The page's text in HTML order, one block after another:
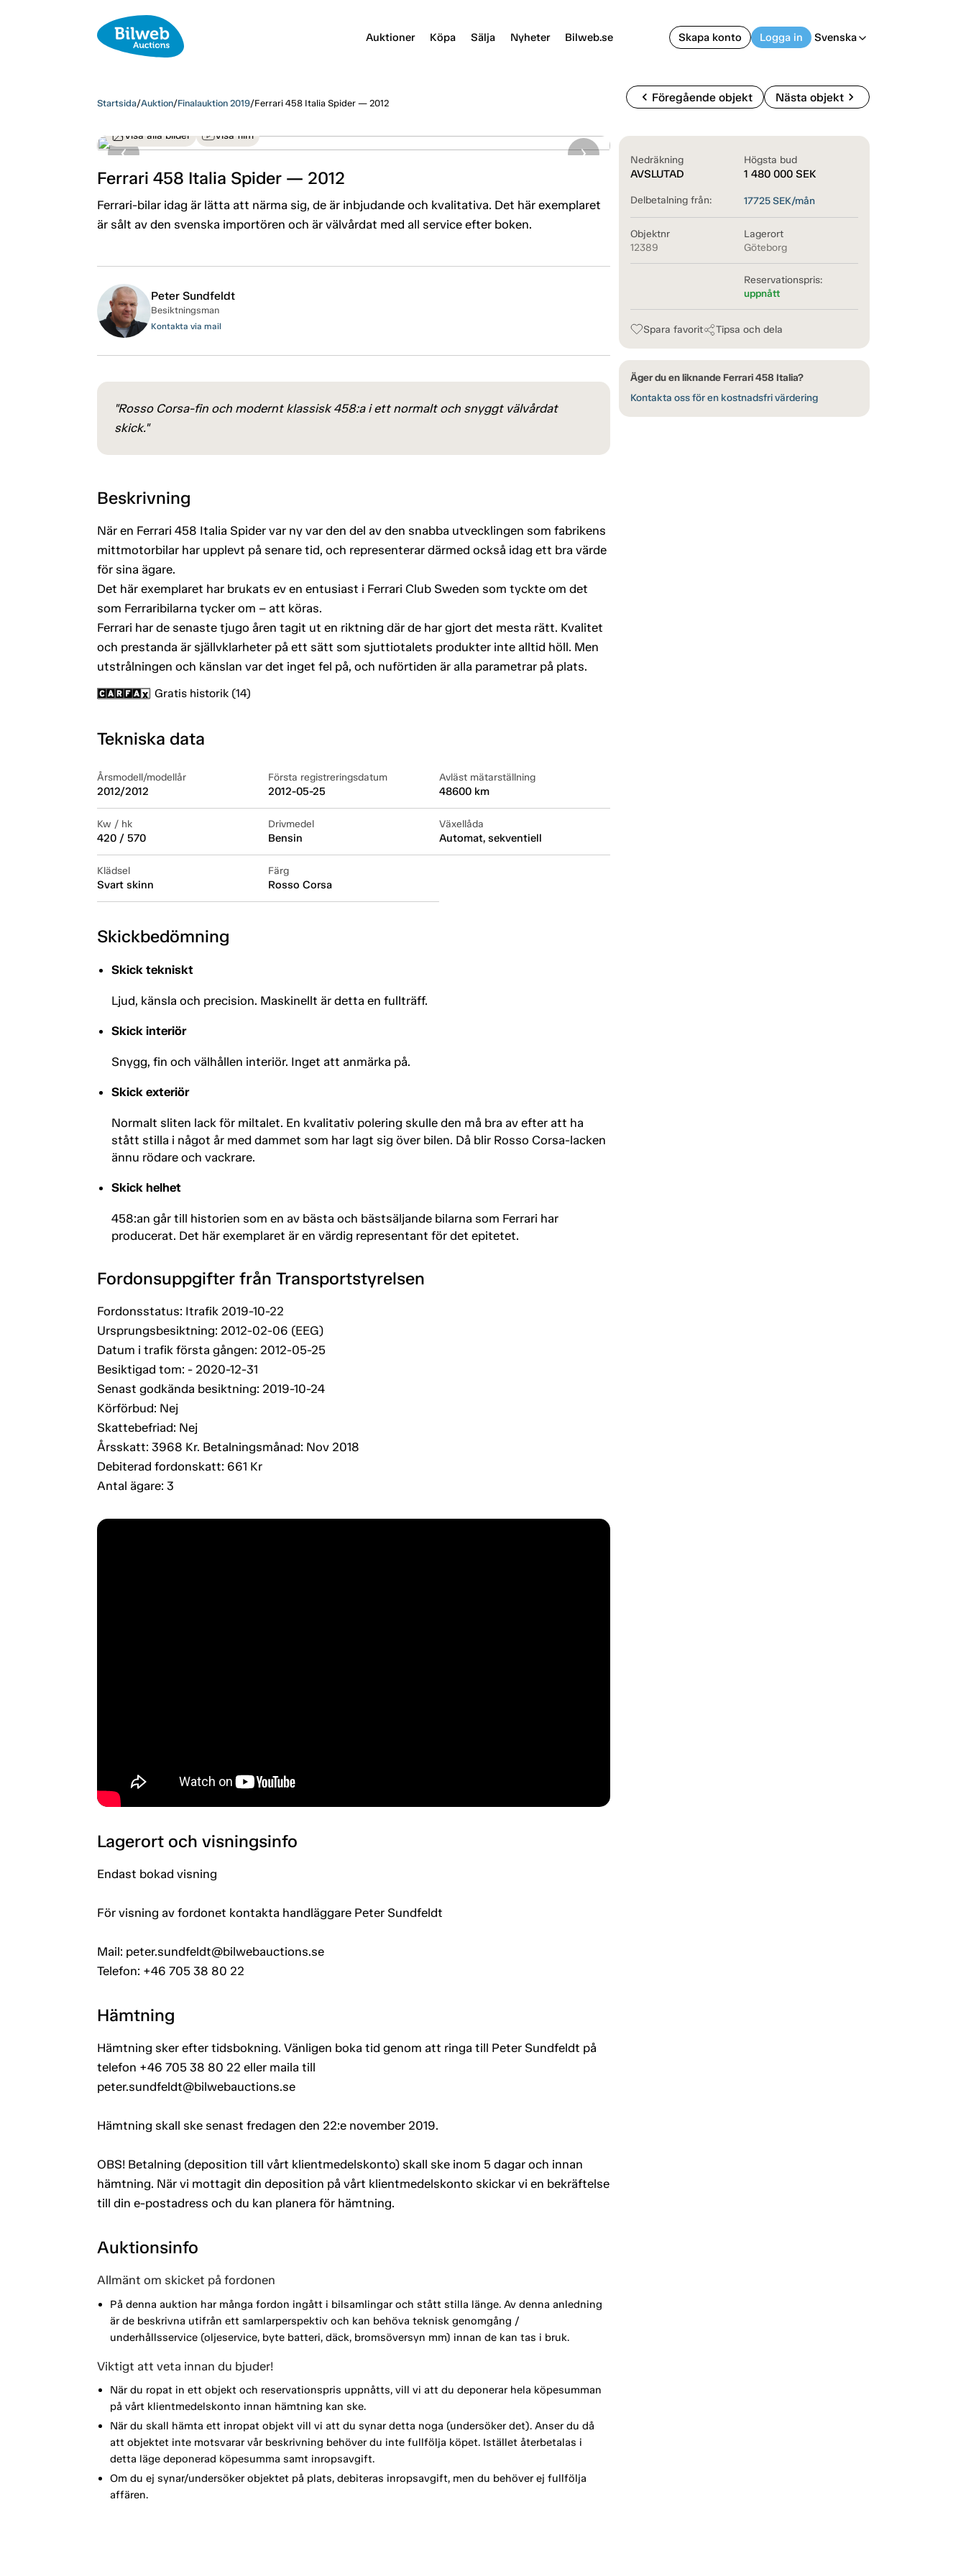
Auktioner Köpa Sälja Nyheter Bilweb.se Skapa konto Logga in Svenska arrow_back_ios
Startsida/Auktion/Finalauktion 2019/Ferrari 458 Italia Spider — 2012 chevron_left Föregående objekt Nästa objektchevron_right
Visa alla bilder Visa film
Ferrari 458 Italia Spider — 2012
Ferrari-bilar idag är lätta att närma sig, de är inbjudande och kvalitativa. Det här exemplaret
är sålt av den svenska importören och är välvårdat med all service efter boken.
Nedräkning
AVSLUTAD
Högsta bud
1 480 000 SEK
Delbetalning från: 17725SEK/mån
Objektnr
12389
Lagerort
Göteborg
Reservationspris:
uppnått
Spara favorit Tipsa och dela
Äger du en liknande Ferrari 458 Italia?
Kontakta oss för en kostnadsfri värdering
Peter Sundfeldt
Besiktningsman
Kontakta via mail
"Rosso Corsa-fin och modernt klassisk 458:a i ett normalt och snyggt välvårdat
skick."
Beskrivning
När en Ferrari 458 Italia Spider var ny var den del av den snabba utvecklingen som fabrikens
mittmotorbilar har upplevt på senare tid, och representerar därmed också idag ett bra värde
för sina ägare.
Det här exemplaret har brukats ev en entusiast i Ferrari Club Sweden som tyckte om det
som Ferraribilarna tycker om – att köras.
Ferrari har de senaste tjugo åren tagit ut en riktning där de har gjort det mesta rätt. Kvalitet
och prestanda är själlvklarheter på ett sätt som sjuttiotalets produkter inte alltid höll. Men
utstrålningen och känslan var det inget fel på, och nuförtiden är alla parametrar på plats.
Gratis historik (14)
Tekniska data
Årsmodell/modellår
2012/2012
Första registreringsdatum
2012-05-25
Avläst mätarställning
48600 km
Kw / hk
420 / 570
Drivmedel
Bensin
Växellåda
Automat, sekventiell
Klädsel
Svart skinn
Färg
Rosso Corsa
Skickbedömning
Skick tekniskt
Ljud, känsla och precision. Maskinellt är detta en fullträff.
Skick interiör
Snygg, fin och välhållen interiör. Inget att anmärka på.
Skick exteriör
Normalt sliten lack för miltalet. En kvalitativ polering skulle den må bra av efter att ha
stått stilla i något år med dammet som har lagt sig över bilen. Då blir Rosso Corsa-lacken
ännu rödare och vackrare.
Skick helhet
458:an går till historien som en av bästa och bästsäljande bilarna som Ferrari har
producerat. Det här exemplaret är en värdig representant för det epitetet.
Fordonsuppgifter från Transportstyrelsen
Fordonsstatus: Itrafik 2019-10-22
Ursprungsbesiktning: 2012-02-06 (EEG)
Datum i trafik första gången: 2012-05-25
Besiktigad tom: - 2020-12-31
Senast godkända besiktning: 2019-10-24
Körförbud: Nej
Skattebefriad: Nej
Årsskatt: 3968 Kr. Betalningsmånad: Nov 2018
Debiterad fordonskatt: 661 Kr
Antal ägare: 3
Lagerort och visningsinfo
Endast bokad visning
För visning av fordonet kontakta handläggare Peter Sundfeldt
Mail: peter.sundfeldt@bilwebauctions.se
Telefon: +46 705 38 80 22
Hämtning
Hämtning sker efter tidsbokning. Vänligen boka tid genom att ringa till Peter Sundfeldt på
telefon +46 705 38 80 22 eller maila till
peter.sundfeldt@bilwebauctions.se
Hämtning skall ske senast fredagen den 22:e november 2019.
OBS! Betalning (deposition till vårt klientmedelskonto) skall ske inom 5 dagar och innan
hämtning. När vi mottagit din deposition på vårt klientmedelskonto skickar vi en bekräftelse
till din e-postadress och du kan planera för hämtning.
Auktionsinfo
Allmänt om skicket på fordonen
På denna auktion har många fordon ingått i bilsamlingar och stått stilla länge. Av denna anledning
är de beskrivna utifrån ett samlarperspektiv och kan behöva teknisk genomgång /
underhållsservice (oljeservice, byte batteri, däck, bromsöversyn mm) innan de kan tas i bruk.
Viktigt att veta innan du bjuder!
När du ropat in ett objekt och reservationspris uppnåtts, vill vi att du deponerar hela köpesumman
på vårt klientmedelskonto innan hämtning kan ske.
När du skall hämta ett inropat objekt vill vi att du synar detta noga (undersöker det). Anser du då
att objektet inte motsvarar vår beskrivning behöver du inte fullfölja köpet. Istället återbetalas i
detta läge deponerad köpesumma samt inropsavgift.
Om du ej synar/undersöker objektet på plats, debiteras inropsavgift, men du behöver ej fullfölja
affären.